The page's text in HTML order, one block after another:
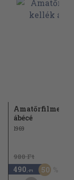
Amatőrfilmes
ábécé
1969
980 Ft
490 ,-Ft 50